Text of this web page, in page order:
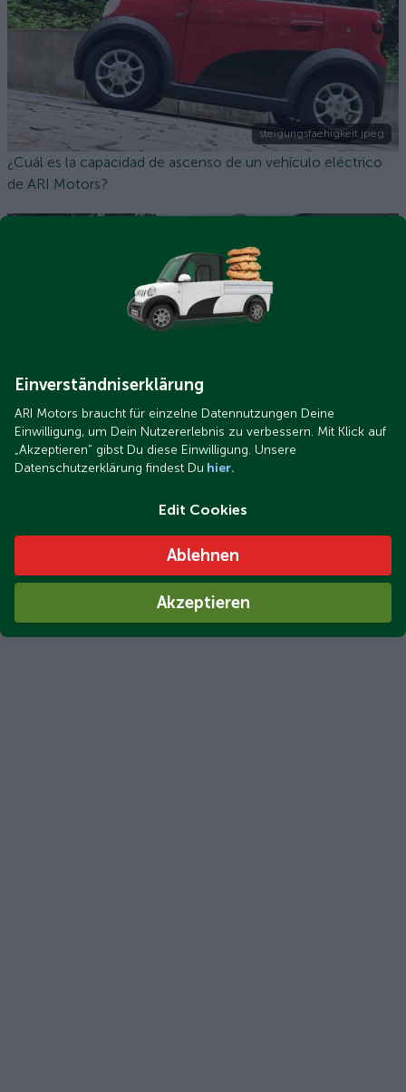
steigungsfaehigkeit.jpeg
¿Cuál es la capacidad de ascenso de un vehículo eléctrico
de ARI Motors?
ARI 252 de Erwin W. (68) en Potsdam
Einverständniserklärung
ARI Motors braucht für einzelne Datennutzungen Deine
Einwilligung, um Dein Nutzererlebnis zu verbessern. Mit Klick auf
„Akzeptieren“ gibst Du diese Einwilligung. Unsere
Datenschutzerklärung findest Du hier.
Edit Cookies
Ablehnen
Akzeptieren